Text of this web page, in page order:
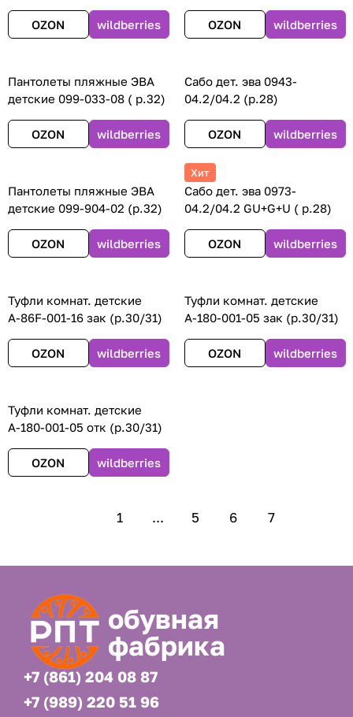
OZON wildberries OZON wildberries
Пантолеты пляжные ЭВА
детские 099-033-08 ( р.32)
OZON wildberries
Сабо дет. эва 0943-
04.2/04.2 (р.28)
OZON wildberries
Пантолеты пляжные ЭВА
детские 099-904-02 (р.32)
OZON wildberries
Хит
Сабо дет. эва 0973-
04.2/04.2 GU+G+U ( р.28)
OZON wildberries
Туфли комнат. детские
А-86F-001-16 зак (р.30/31)
OZON wildberries
Туфли комнат. детские
А-180-001-05 зак (р.30/31)
OZON wildberries
Туфли комнат. детские
А-180-001-05 отк (р.30/31)
OZON wildberries
1 ... 5 6 7
обувная
фабрика
+7 (861) 204 08 87
+7 (989) 220 51 96